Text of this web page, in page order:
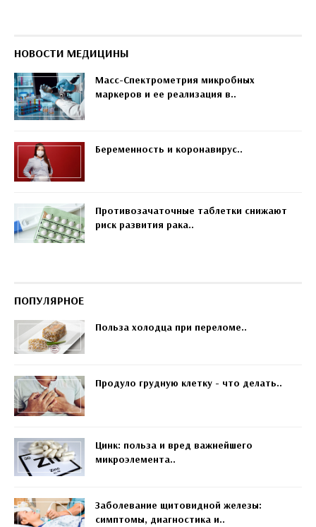
НОВОСТИ МЕДИЦИНЫ
Масс-Спектрометрия микробных
маркеров и ее реализация в..
Беременность и коронавирус..
Противозачаточные таблетки снижают
риск развития рака..
ПОПУЛЯРНОЕ
Польза холодца при переломе..
Продуло грудную клетку - что делать..
Цинк: польза и вред важнейшего
микроэлемента..
Заболевание щитовидной железы:
симптомы, диагностика и..